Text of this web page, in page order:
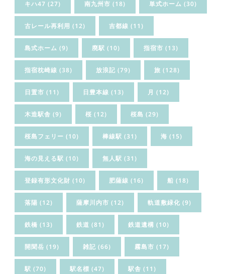
キハ47 (27) 南九州市 (18) 単式ホーム (30)
古レール再利用 (12) 吉都線 (11)
島式ホーム (9) 廃駅 (10) 指宿市 (13)
指宿枕崎線 (38) 放浪記 (79) 旅 (128)
日置市 (11) 日豊本線 (13) 月 (12)
木造駅舎 (9) 桜 (12) 桜島 (29)
桜島フェリー (10) 棒線駅 (31) 海 (15)
海の見える駅 (10) 無人駅 (31)
登録有形文化財 (10) 肥薩線 (16) 船 (18)
落陽 (12) 薩摩川内市 (12) 軌道敷緑化 (9)
鉄橋 (13) 鉄道 (81) 鉄道遺構 (10)
開聞岳 (19) 雑記 (66) 霧島市 (17)
駅 (70) 駅名標 (47) 駅舎 (11)